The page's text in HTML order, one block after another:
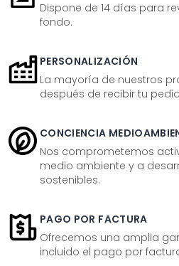
Dispone de 14 días para
fondo.
PERSONALIZACIÓN
La mayoría de nuestros
después de recibir tu
CONCIENCIA
Nos comprometemos
medio ambiente y a
sostenibles.
PAGO POR FACTURA
Ofrecemos una amplia
incluido el pago por